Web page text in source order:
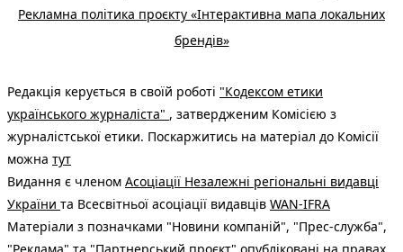
Рекламна політика проєкту «Інтерактивна мапа локальних
брендів»
Редакція керується в своїй роботі "Кодексом етики
українського журналіста" , затвердженим Комісією з
журналістської етики. Поскаржитись на матеріал до Комісії
можна тут
Видання є членом Асоціації Незалежні регіональні видавці
України та Всесвітньої асоціації видавців WAN-IFRA
Матеріали з позначками "Новини компаній", "Прес-служба",